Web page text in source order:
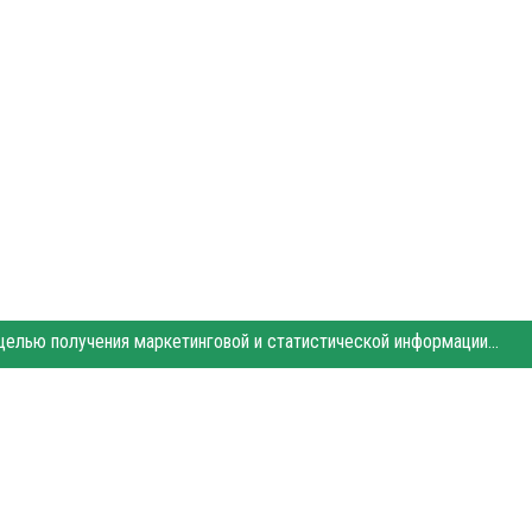
Этот сайт использует «cookies». Также сайт использует интернет-сервис для сбора технических данных касательно посетителей с целью получения маркетинговой и статистической информации. Условия обработки данных посетителей сайта см.